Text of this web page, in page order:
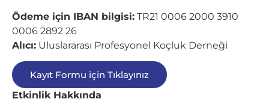
Ödeme için IBAN bilgisi: TR21 0006 2000 3910
0006 2892 26
Alıcı: Uluslararası Profesyonel Koçluk Derneği
Kayıt Formu için Tıklayınız
Etkinlik Hakkında